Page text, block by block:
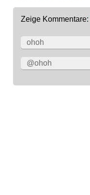
Zeige Kommentare:
ohoh
@ohoh